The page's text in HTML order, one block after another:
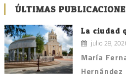
ÚLTIMAS
La ciudad
julio 28,
María
Hernández